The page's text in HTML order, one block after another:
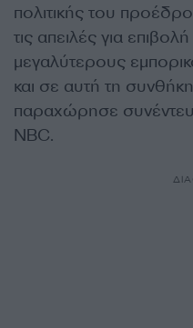
πολιτικής του
τις απειλές για
μεγαλύτερους
και σε αυτή τη
παραχώρησε
NBC.